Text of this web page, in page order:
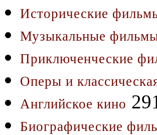
Исторические
Музыкальные
Приключенческие
Оперы и
Английское кино
Биографические